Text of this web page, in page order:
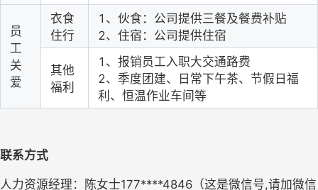
员
工
关
爱
衣食
住行
1、伙食：公司提供三餐及餐费补贴
2、住宿：公司提供住宿
其他
福利
1、报销员工入职大交通路费
2、季度团建、日常下午茶、节假日福
利、恒温作业车间等
联系方式
人力资源经理：陈女士177****4846 （这是微信号,请加微信